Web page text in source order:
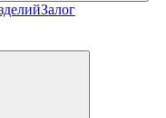
Залог